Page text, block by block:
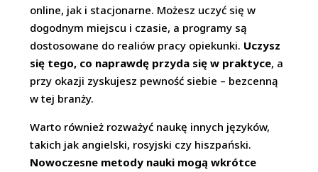
online, jak i stacjonarne. Możesz uczyć się w
dogodnym miejscu i czasie, a programy są
dostosowane do realiów pracy opiekunki. Uczysz
się tego, co naprawdę przyda się w praktyce, a
przy okazji zyskujesz pewność siebie – bezcenną
w tej branży.
Warto również rozważyć naukę innych języków,
takich jak angielski, rosyjski czy hiszpański.
Nowoczesne metody nauki mogą wkrótce